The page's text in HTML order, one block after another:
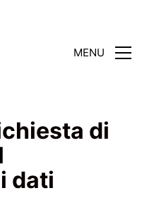
MENU
di
dati